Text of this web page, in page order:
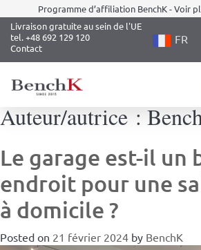
Skip
to
Programme d’affiliation BenchK - Voir
Livraison gratuite au sein de l'UE
tel. +48 692 129 120
Contact
FR
Auteur/autrice :
Le garage est-il un
endroit pour une
à domicile ?
Posted on 21 février 2024 by BenchK